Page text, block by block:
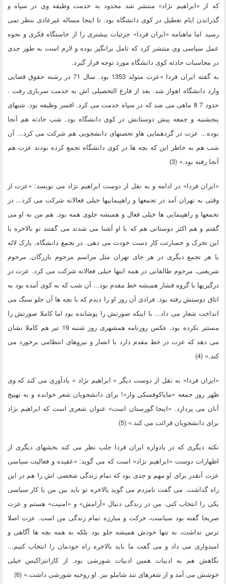
که از «ابراهیم نژاد» منتشر شد محدود به خدمت وظیفه وی در سپاه و
گذراندن ایام تعطیل در کوی دانشگاه بود. تا اینجا مساله غیرعادی بنظر نمی
رسید اما ماهنامه «ایران فردا» جزئیات بیشتری را از خاستگاه فکری و نحوه
عمل سیاسی وی منتشر کرد که تامل برانگیز بوده و لازم است به طور جدی
در محاسبات حادثه کوی دانشگاه مورد توجه قرار گیرد.
به گفته ایران فردا «عزت متولد 1353 بود. سال 71 در رشته حقوق قضایی
وارد دانشگاه اهواز شد. بعد از فارغ التحصیلی اش به خدمت سربازی رفت .
حدود 7 8 ماهی می شد که در سپاه خدمت می کرد. افسر وظیفه بود. شبهای
پنجشنبه و جمعه پیش دوستانش در کوی دانشگاه بود. شب حادثه هم آنجا
بوده... عزت در گردهمایی هاو تحصنهای دانشجویی هم شرکت می کرد... آن
شب هم به خاطر این که بچه ها در کوی دانشگاه تجمع کرده بودند عزت هم
آنجا رفته بود.» (3)
«ایران فردا» در ادامه و به نقل از دوست ابراهیم نژاد می نویسد: «عزت از
وقتی به تهران آمد در تجمعها و راهپیماییها خیلی فعالانه شرکت می کرد... در
تجمعها و راهپیمایی ها خیلی فعال و همیشه جلوی همه بود. هم من به او می
گفتم و هم اکثر دوستانی هم که با او آشنا می شدند می گفتند تو بالاخره با
این تحرک و جسارتت کار دست خودت می دهی. در تجمع دانشگاه, پارک لاله
یا هر تجمع دیگری در هر جای تهران مثل مراسم مرحوم بازرگان, مرحوم
شریعتی، مرحوم طالقانی در همه اینها خیلی فعالانه شرکت می کرد. عزت در
درگیریها با گروه فشار همیشه خط مقدم بود... آن شب که به کوی آمده بود به
اتاق دوستش رفته بود. فرادی آن روز او را دیدم که با بچه ها آن جلو سنگ می
انداخت شعار می داد... با اینکه صورتش را پوشانده بود اما کاملا صورتش را
مستتر نکرده بود. عکس روزنامه همشهری روز شنبه 19 تیر هم کاملا نشان
می دهد که عزت در خط مقدم دارد با انصار و نیروهای انتظامی برخورد می
کند.» (4)
«ایران فردا» به نقل از دوست دیگر « ابراهیم نژاد » یادآوری می کند که وی
ظهر روز جمعه «مایاکوفسکی وار»! برای دانشجویان شعر خوانده و به تهییج
آنان می پردازد. «اینجا گورستان است» عنوان شعری است که ابراهیم نژاد
برای دانشجویان قرائت می کند.» (5)
نکته دیگری که در یادواره ایران فردا جلب نظر می کند بخشهای دیگری از
اظهارات دوست «ابراهیم نژاد» است که می گوید: «عقیده و فعالیت سیاسی
عزت آنقدر برای او مهم و جدی بود که تمام زندگی شخصی اش را هم در این
راه گذاشت. می گفت نامزدم می گوید بالاخره تو باید بین من یا کار سیاسی
یکی را انتخاب کنی. من در زندگی دنبال «آرامش» و «امنیت» هستم و عزت
صریحا گفته بود سیاست، حرکت و مبارزه تمام زندگی من است. عزت اصلا
ترس نداشت، نه تنها خودش همیشه جلو بود بلکه به همه بچه ها آگاهی و
امیدواری می داد و می گفت ما باید بالاخره راه خودمان را انتخاب کنیم...
نگاهش هم به ادبیات همین ادبیات شورشی بود. از کازانتزاکیس خیلی
خوشش می آمد و از شعرهای تند شاملو نیز. او روحیه شورشی داشت.» (6)